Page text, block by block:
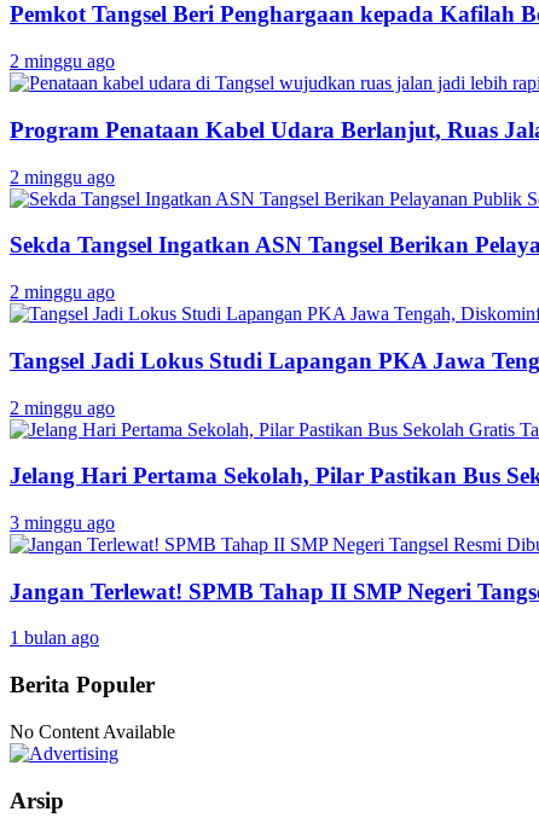
Pemkot Tangsel Beri Penghargaan kepada Kafilah
2 minggu ago
Program Penataan Kabel Udara Berlanjut, Ruas
2 minggu ago
Sekda Tangsel Ingatkan ASN Tangsel Berikan
2 minggu ago
Tangsel Jadi Lokus Studi Lapangan PKA Jawa
2 minggu ago
Jelang Hari Pertama Sekolah, Pilar Pastikan Bus
3 minggu ago
Jangan Terlewat! SPMB Tahap II SMP Negeri
1 bulan ago
Berita Populer
No Content Available
Arsip